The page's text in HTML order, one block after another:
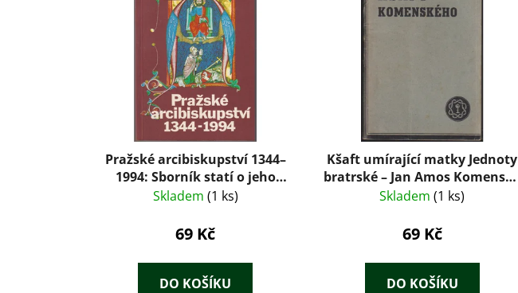
Pražské arcibiskupství 1344–
1994: Sborník statí o jeho
působení a významu v české
Jaroslav V. Polc (1994)
Skladem (1 ks)
69 Kč
DO KOŠÍKU
Kšaft umírající matky Jednoty
bratrské – Jan Amos Komenský
(1945)
Skladem(1 ks)
69 Kč
DO KOŠÍKU